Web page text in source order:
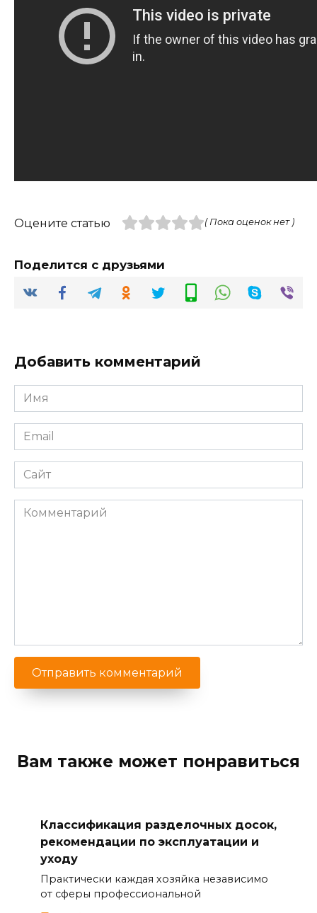
Оцените статью ( Пока оценок нет )
Поделится с друзьями
Добавить комментарий
Имя
*
Email
*
Сайт
Комментарий
Вам также может понравиться
Классификация разделочных досок,
рекомендации по эксплуатации и
уходу
Практически каждая хозяйка независимо
от сферы профессиональной